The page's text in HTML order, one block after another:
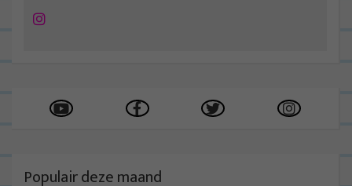
Instagram
Populair deze maand